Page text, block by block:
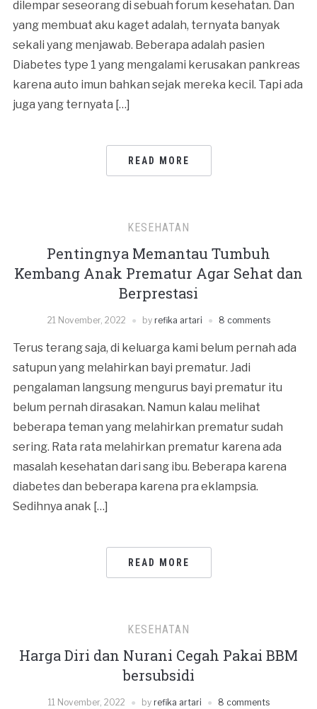
dilempar seseorang di sebuah forum kesehatan. Dan
yang membuat aku kaget adalah, ternyata banyak
sekali yang menjawab. Beberapa adalah pasien
Diabetes type 1 yang mengalami kerusakan pankreas
karena auto imun bahkan sejak mereka kecil. Tapi ada
juga yang ternyata […]
READ MORE
KESEHATAN
Pentingnya Memantau Tumbuh
Kembang Anak Prematur Agar Sehat dan
Berprestasi
21 November, 2022 by refika artari 8 comments
Terus terang saja, di keluarga kami belum pernah ada
satupun yang melahirkan bayi prematur. Jadi
pengalaman langsung mengurus bayi prematur itu
belum pernah dirasakan. Namun kalau melihat
beberapa teman yang melahirkan prematur sudah
sering. Rata rata melahirkan prematur karena ada
masalah kesehatan dari sang ibu. Beberapa karena
diabetes dan beberapa karena pra eklampsia.
Sedihnya anak […]
READ MORE
KESEHATAN
Harga Diri dan Nurani Cegah Pakai BBM
bersubsidi
11 November, 2022 by refika artari 8 comments